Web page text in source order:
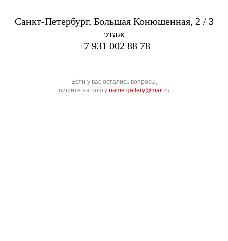
Санкт-Петербург, Большая Конюшенная, 2 / 3
этаж
+7 931 002 88 78
Если у вас остались вопросы,
пишите на почту name.gallery@mail.ru